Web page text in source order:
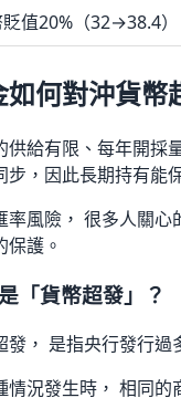
值20%（32→38.4）
如何對沖貨幣
供給有限、每年開採
步，因此長期持有能
率風險， 很多人關
保護。
「貨幣超發」？
發， 是指央行發行過
情況發生時， 相同的